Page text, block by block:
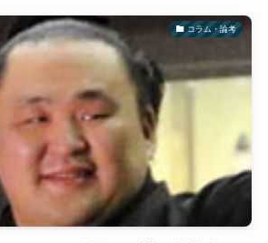
コラム・論考